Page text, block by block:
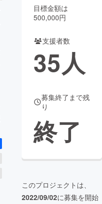
コミュニティ
目標金額は
500,000円
支援者数
35人
募集終了まで残
り
終了
このプロジェクトは、
2022/09/02に募集を開始